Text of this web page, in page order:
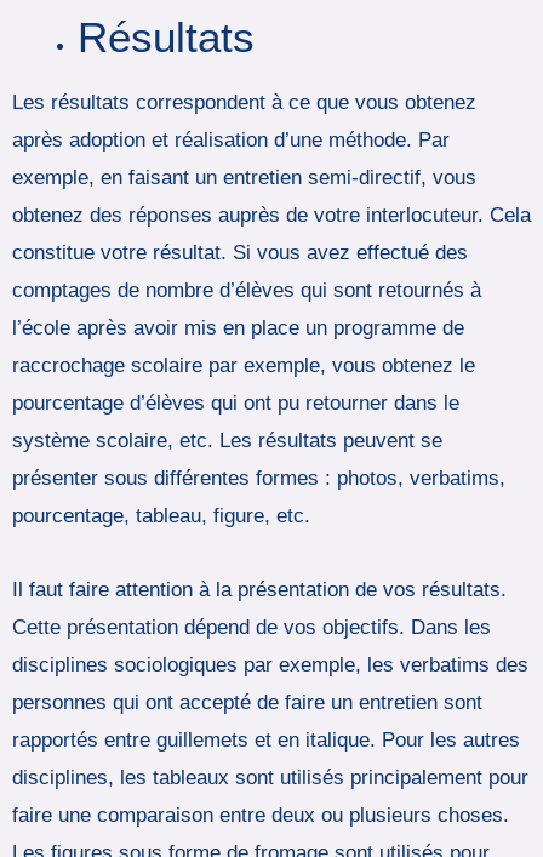
Résultats
Les résultats correspondent à ce que vous obtenez
après adoption et réalisation d’une méthode. Par
exemple, en faisant un entretien semi-directif, vous
obtenez des réponses auprès de votre interlocuteur. Cela
constitue votre résultat. Si vous avez effectué des
comptages de nombre d’élèves qui sont retournés à
l’école après avoir mis en place un programme de
raccrochage scolaire par exemple, vous obtenez le
pourcentage d’élèves qui ont pu retourner dans le
système scolaire, etc. Les résultats peuvent se
présenter sous différentes formes : photos, verbatims,
pourcentage, tableau, figure, etc.
Il faut faire attention à la présentation de vos résultats.
Cette présentation dépend de vos objectifs. Dans les
disciplines sociologiques par exemple, les verbatims des
personnes qui ont accepté de faire un entretien sont
rapportés entre guillemets et en italique. Pour les autres
disciplines, les tableaux sont utilisés principalement pour
faire une comparaison entre deux ou plusieurs choses.